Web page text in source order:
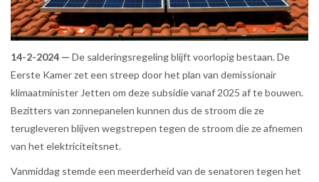
14-2-2024 — De salderingsregeling blijft voorlopig bestaan. De
Eerste Kamer zet een streep door het plan van demissionair
klimaatminister Jetten om deze subsidie vanaf 2025 af te bouwen.
Bezitters van zonnepanelen kunnen dus de stroom die ze
terugleveren blijven wegstrepen tegen de stroom die ze afnemen
van het elektriciteitsnet.
Vanmiddag stemde een meerderheid van de senatoren tegen het